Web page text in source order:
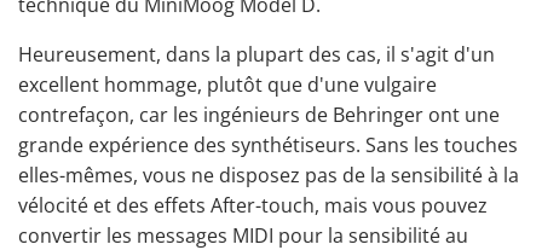
Heureusement, dans la plupart des cas, il s'agit d'un
excellent hommage, plutôt que d'une vulgaire
contrefaçon, car les ingénieurs de Behringer ont une
grande expérience des synthétiseurs. Sans les touches
elles-mêmes, vous ne disposez pas de la sensibilité à la
vélocité et des effets After-touch, mais vous pouvez
convertir les messages MIDI pour la sensibilité au